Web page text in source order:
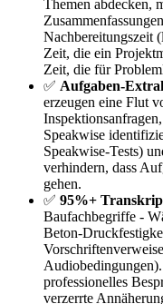
Themen abdecken,
Nachbereitungszeit
Zeit, die ein
Zeit, die für
✅ Aufgaben-
erzeugen eine Flut
Speakwise
Speakwise-Tests)
verhindern, dass
gehen.
✅ 95%+
Baufachbegriffe -
Beton-
professionelles
verzerrte